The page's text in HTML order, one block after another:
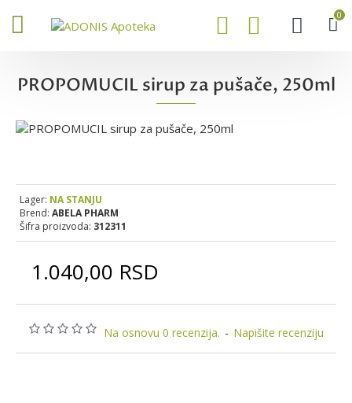
0
PROPOMUCIL sirup za pušače, 250ml
Na osnovu 0 recenzija. - Napišite recenziju
1.040,00 RSD
Lager: NA STANJU
Brend: ABELA PHARM
Šifra proizvoda: 312311